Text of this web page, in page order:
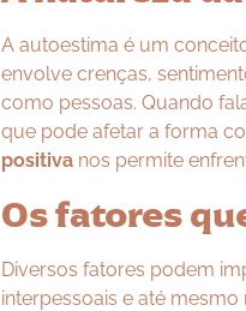
A autoestima é um
envolve crenças,
como pessoas. Quando
que pode afetar a forma
positiva nos permite
Os fatores
Diversos fatores podem
interpessoais e até